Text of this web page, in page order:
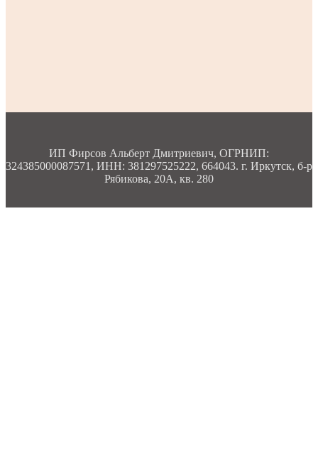
ИП Фирсов Альберт Дмитриевич, ОГРНИП:
324385000087571, ИНН: 381297525222, 664043. г. Иркутск, б-р
Рябикова, 20А, кв. 280